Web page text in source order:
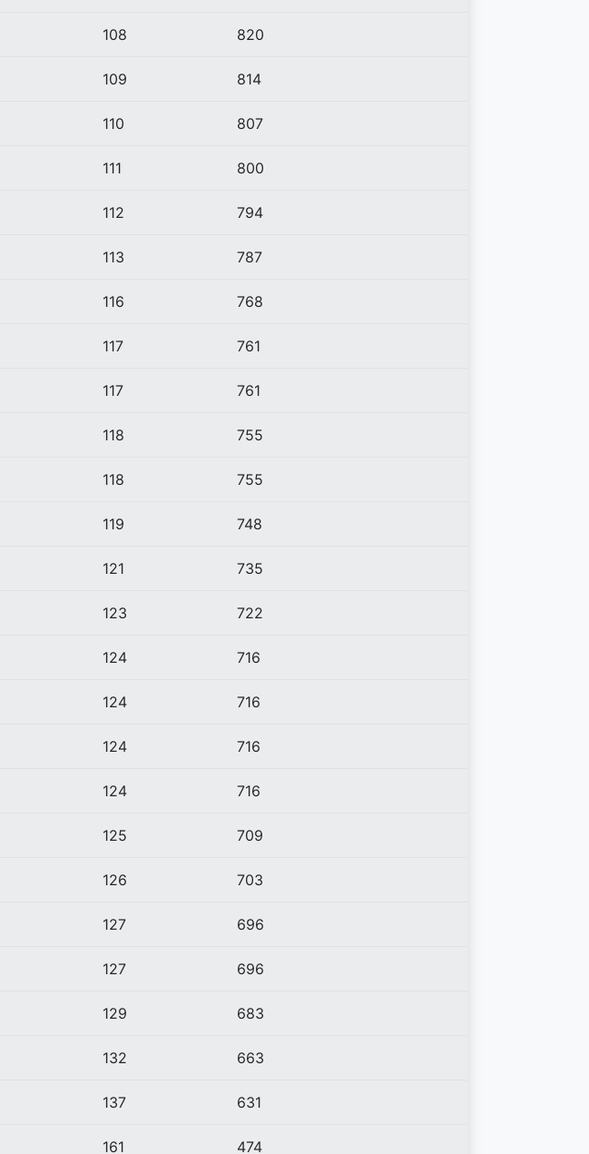
108 820
109 814
110 807
111 800
112 794
113 787
116 768
117 761
117 761
118 755
118 755
119 748
121 735
123 722
124 716
124 716
124 716
124 716
125 709
126 703
127 696
127 696
129 683
132 663
137 631
161 474